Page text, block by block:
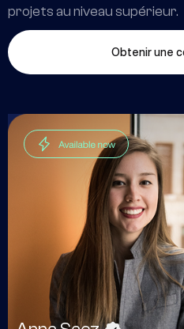
projets au niveau supérieur.
Obtenir une